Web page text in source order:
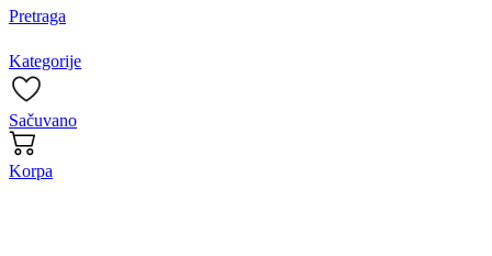
Pretraga
Kategorije
Sačuvano
Korpa